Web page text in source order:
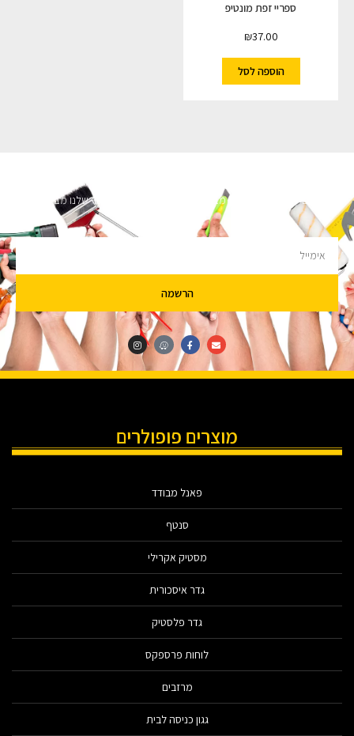
ספריי זפת מונטיפ
₪37.00
הוספה לסל
השארו מעודכנים
מעוניינים לקבל עדכונים על מבצעים והנחות הירשמו לניוזלטר שלנו מבטיחים לא
הרשמה
מוצרים פופולרים
פאנל מבודד
סנטף
מסטיק אקרילי
גדר איסכורית
גדר פלסטיק
לוחות פרספקס
מרזבים
גגון כניסה לבית